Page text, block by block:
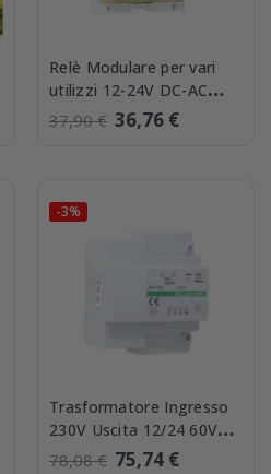
Relè Modulare per vari
utilizzi 12-24V DC-AC
Comelit 1122/A
37,90 € 36,76 €
-3%
Trasformatore Ingresso
230V Uscita 12/24 60VA
Comelit 1195
78,08 € 75,74 €